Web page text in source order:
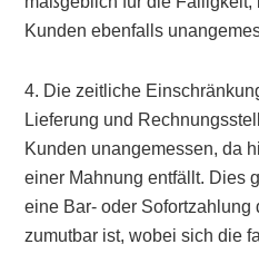
Kunden ebenfalls
4. Die zeitliche
Lieferung und
Kunden unangemessen, da
einer Mahnung entfällt. Dies
eine Bar- oder
zumutbar ist, wobei sich die